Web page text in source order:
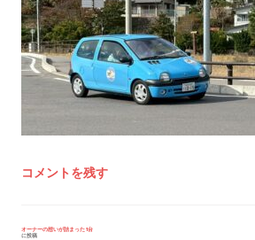
コメントを残す
投
オーナーの想いが詰まった1台
に投稿